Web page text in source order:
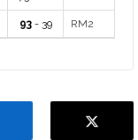
93- 39 RM2